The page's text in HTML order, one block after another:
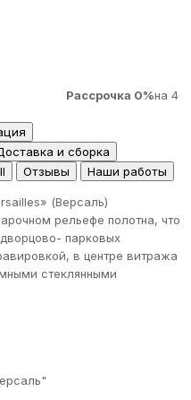
Рассрочка 0%на 4
и сборка
Отзывы Наши работы
(Версаль)
рельефе полотна, что
парковых
в центре витража
стеклянными